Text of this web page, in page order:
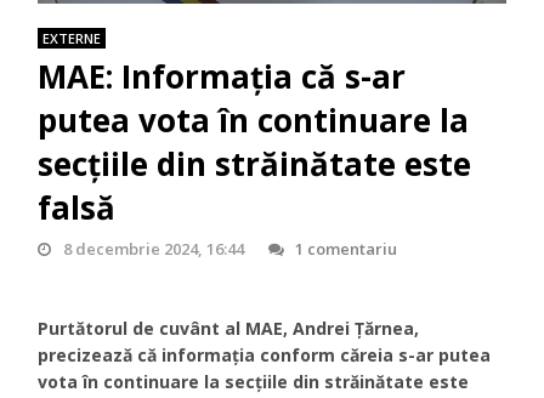
EXTERNE
MAE: Informația că s-ar
putea vota în continuare la
secțiile din străinătate este
falsă
8 decembrie 2024, 16:44 1 comentariu
Purtătorul de cuvânt al MAE, Andrei Ţărnea,
precizează că informaţia conform căreia s-ar putea
vota în continuare la secţiile din străinătate este